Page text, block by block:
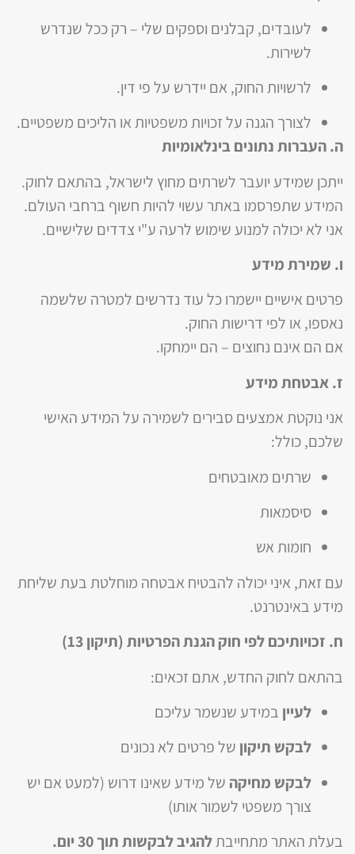
לעובדים, קבלנים וספקים שלי – רק ככל שנדרש
לשירות.
לרשויות החוק, אם יידרש על פי דין.
לצורך הגנה על זכויות משפטיות או הליכים משפטיים.
ה. העברות נתונים בינלאומיות
ייתכן שמידע יועבר לשרתים מחוץ לישראל, בהתאם לחוק.
המידע שתפרסמו באתר עשוי להיות חשוף ברחבי העולם.
אני לא יכולה למנוע שימוש לרעה ע"י צדדים שלישיים.
ו. שמירת מידע
פרטים אישיים יישמרו כל עוד נדרשים למטרה שלשמה
נאספו, או לפי דרישות החוק.
אם הם אינם נחוצים – הם יימחקו.
ז. אבטחת מידע
אני נוקטת אמצעים סבירים לשמירה על המידע האישי
שלכם, כולל:
שרתים מאובטחים
סיסמאות
חומות אש
עם זאת, איני יכולה להבטיח אבטחה מוחלטת בעת שליחת
מידע באינטרנט.
ח. זכויותיכם לפי חוק הגנת הפרטיות (תיקון 13)
בהתאם לחוק החדש, אתם זכאים:
לעיין במידע שנשמר עליכם
לבקש תיקון של פרטים לא נכונים
לבקש מחיקה של מידע שאינו דרוש (למעט אם יש
צורך משפטי לשמור אותו)
בעלת האתר מתחייבתלהגיב לבקשות תוך 30 יום.